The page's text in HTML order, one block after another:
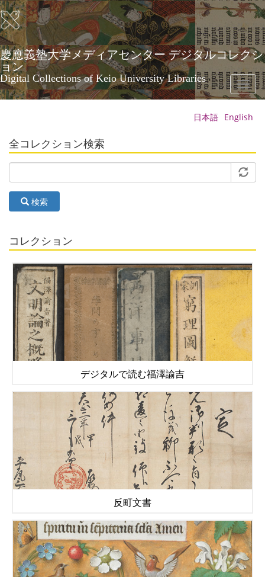
メ
イ
ン
コ
ン
テ
ン
ツ
に
慶應義塾大学メディアセンター デジタルコレクシ
ョン
Digital Collections of Keio University Libraries
Toggle
日本語 English
全コレクション検索
検索
コレクション
デジタルで読む福澤諭吉
反町文書